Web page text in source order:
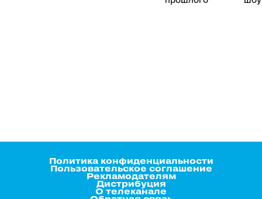
Политика конфиденциальности
Пользовательское соглашение
Рекламодателям
Дистрибуция
О телеканале